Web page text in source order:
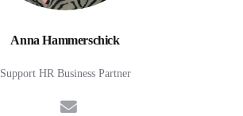
Anna Hammerschick
Support HR Business Partner
E-Mail